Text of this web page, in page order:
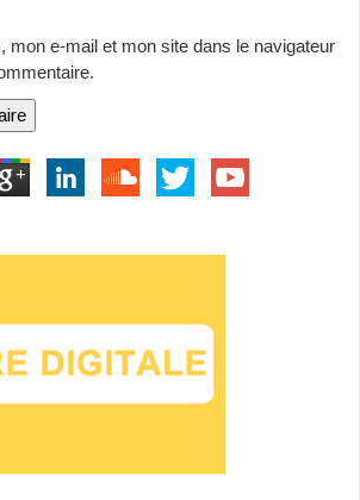
mon e-mail et mon site dans le navigateur